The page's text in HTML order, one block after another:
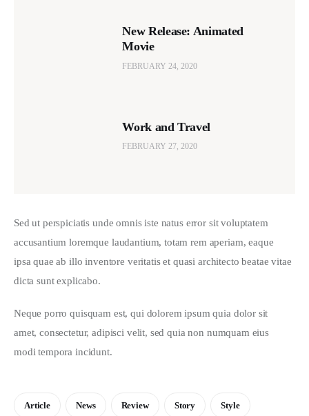
New Release: Animated
Movie
FEBRUARY 24, 2020
Work and Travel
FEBRUARY 27, 2020
Sed ut perspiciatis unde omnis iste natus error sit voluptatem
accusantium loremque laudantium, totam rem aperiam, eaque
ipsa quae ab illo inventore veritatis et quasi architecto beatae vitae
dicta sunt explicabo.
Neque porro quisquam est, qui dolorem ipsum quia dolor sit
amet, consectetur, adipisci velit, sed quia non numquam eius
modi tempora incidunt.
Article News Review Story Style